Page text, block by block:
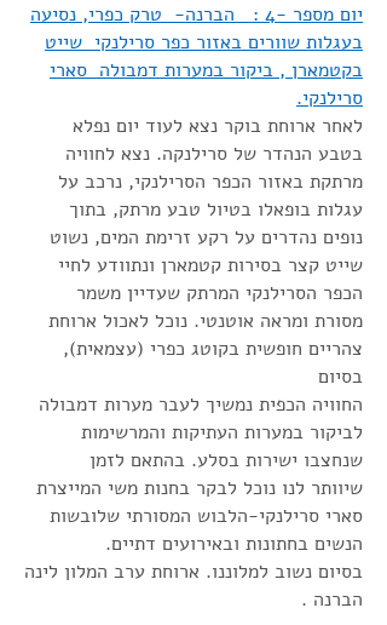
יום מספר -4 : הברנה- טרק כפרי, נסיעה
בעגלות שוורים באזור כפר סרילנקי שייט
בקטמארן , ביקור במערות דמבולה סארי
סרילנקי.
לאחר ארוחת בוקר נצא לעוד יום נפלא
בטבע הנהדר של סרילנקה. נצא לחוויה
מרתקת באזור הכפר הסרילנקי, נרכב על
עגלות בופאלו בטיול טבע מרתק, בתוך
נופים נהדרים על רקע זרימת המים, נשוט
שייט קצר בסירות קטמארן ונתוודע לחיי
הכפר הסרילנקי המרתק שעדיין משמר
מסורת ומראה אוטנטי. נוכל לאכול ארוחת
צהריים חופשית בקוטג כפרי (עצמאית),
בסיום
החוויה הכפית נמשיך לעבר מערות דמבולה
לביקור במערות העתיקות והמרשימות
שנחצבו ישירות בסלע. בהתאם לזמן
שיוותר לנו נוכל לבקר בחנות משי המייצרת
סארי סרילנקי-הלבוש המסורתי שלובשות
הנשים בחתונות ובאירועים דתיים.
בסיום נשוב למלוננו. ארוחת ערב המלון לינה
הברנה .